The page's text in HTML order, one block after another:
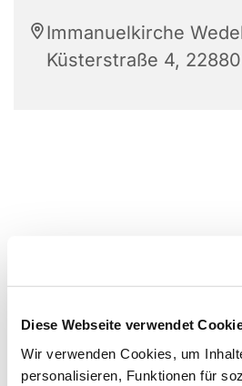
Diese Webseite verwendet
Wir verwenden Cookies, um
personalisieren, Funktionen für
Immanuelkirche
Küsterstraße 4,